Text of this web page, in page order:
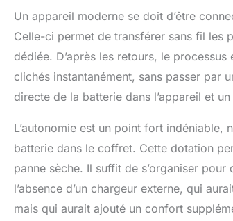
Un appareil moderne se doit d’être
Celle-ci permet de transférer sans fil les
dédiée. D’après les retours, le
clichés instantanément, sans passer par
directe de la batterie dans l’appareil et
L’autonomie est un point fort indéniable,
batterie dans le coffret. Cette dotation
panne sèche. Il suffit de s’organiser
l’absence d’un chargeur externe, qui
mais qui aurait ajouté un confort